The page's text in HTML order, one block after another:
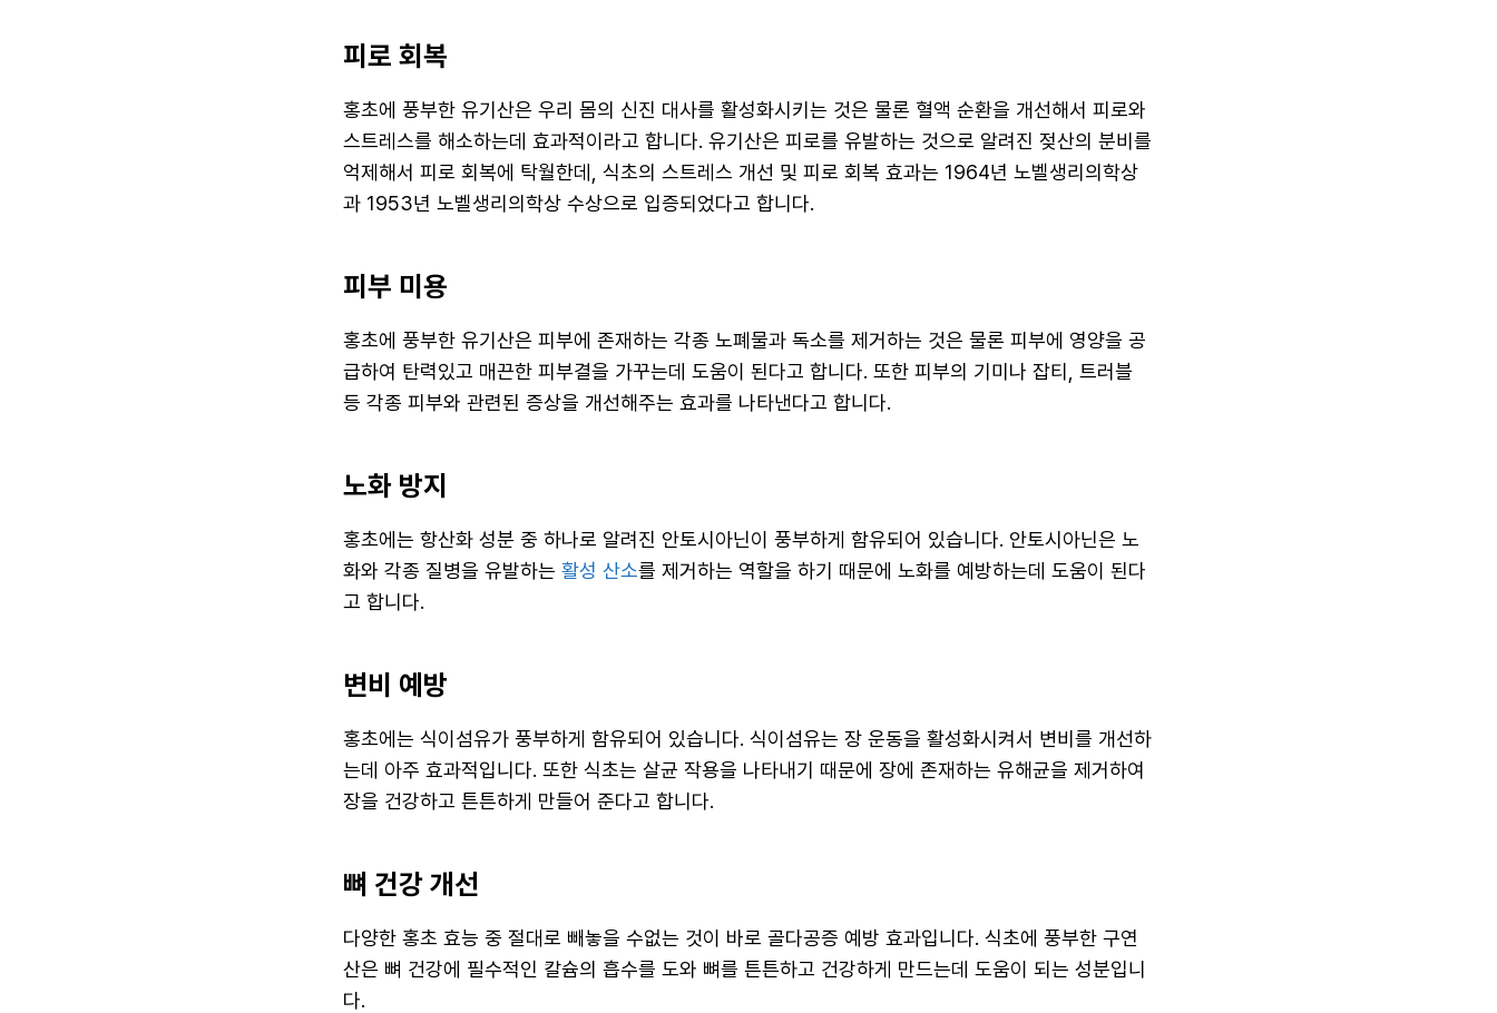
피로 회복
홍초에 풍부한 유기산은 우리 몸의 신진 대사를 활성화시키는 것은 물론 혈액 순환을 개선해서 피로와
스트레스를 해소하는데 효과적이라고 합니다. 유기산은 피로를 유발하는 것으로 알려진 젖산의 분비를
억제해서 피로 회복에 탁월한데, 식초의 스트레스 개선 및 피로 회복 효과는 1964년 노벨생리의학상
과 1953년 노벨생리의학상 수상으로 입증되었다고 합니다.
피부 미용
홍초에 풍부한 유기산은 피부에 존재하는 각종 노폐물과 독소를 제거하는 것은 물론 피부에 영양을 공
급하여 탄력있고 매끈한 피부결을 가꾸는데 도움이 된다고 합니다. 또한 피부의 기미나 잡티, 트러블
등 각종 피부와 관련된 증상을 개선해주는 효과를 나타낸다고 합니다.
노화 방지
홍초에는 항산화 성분 중 하나로 알려진 안토시아닌이 풍부하게 함유되어 있습니다. 안토시아닌은 노
화와 각종 질병을 유발하는 활성 산소를 제거하는 역할을 하기 때문에 노화를 예방하는데 도움이 된다
고 합니다.
변비 예방
홍초에는 식이섬유가 풍부하게 함유되어 있습니다. 식이섬유는 장 운동을 활성화시켜서 변비를 개선하
는데 아주 효과적입니다. 또한 식초는 살균 작용을 나타내기 때문에 장에 존재하는 유해균을 제거하여
장을 건강하고 튼튼하게 만들어 준다고 합니다.
뼈 건강 개선
다양한 홍초 효능 중 절대로 빼놓을 수없는 것이 바로 골다공증 예방 효과입니다. 식초에 풍부한 구연
산은 뼈 건강에 필수적인 칼슘의 흡수를 도와 뼈를 튼튼하고 건강하게 만드는데 도움이 되는 성분입니
다.